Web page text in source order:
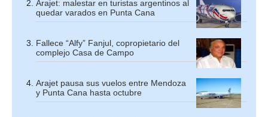
Arajet: malestar en turistas argentinos al
quedar varados en Punta Cana
Fallece “Alfy” Fanjul, copropietario del
complejo Casa de Campo
Arajet pausa sus vuelos entre Mendoza
y Punta Cana hasta octubre